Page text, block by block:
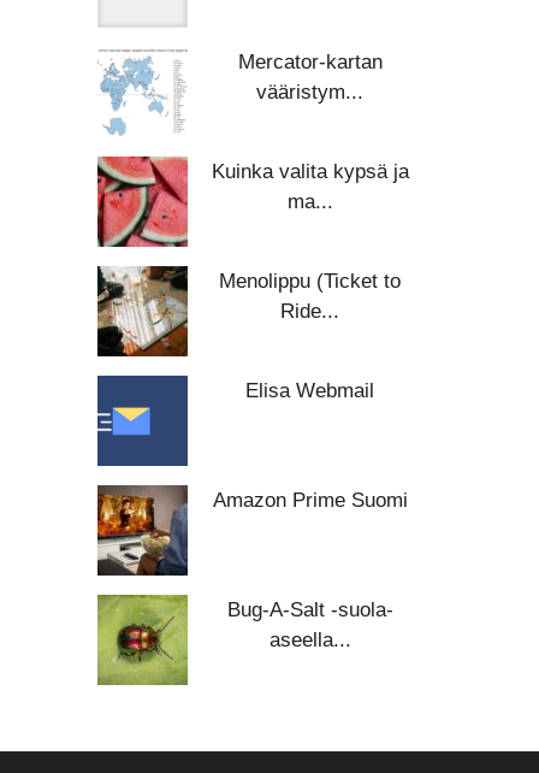
Mercator-kartan
vääristym...
Kuinka valita kypsä ja
ma...
Menolippu (Ticket to
Ride...
Elisa Webmail
Amazon Prime Suomi
Bug-A-Salt -suola-
aseella...